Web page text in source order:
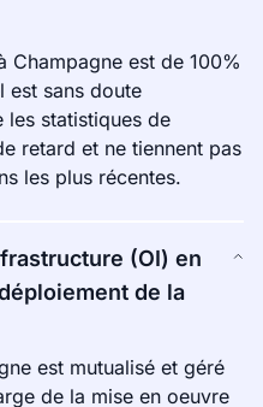
Champagne est de 100%
est sans doute
les statistiques de
retard et ne tiennent pas
les plus récentes.
(OI) en
de la
est mutualisé et géré
de la mise en oeuvre